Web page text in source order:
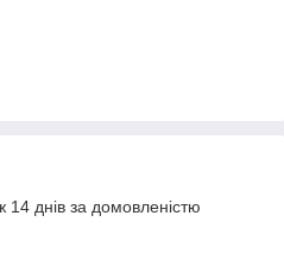
днів за домовленістю